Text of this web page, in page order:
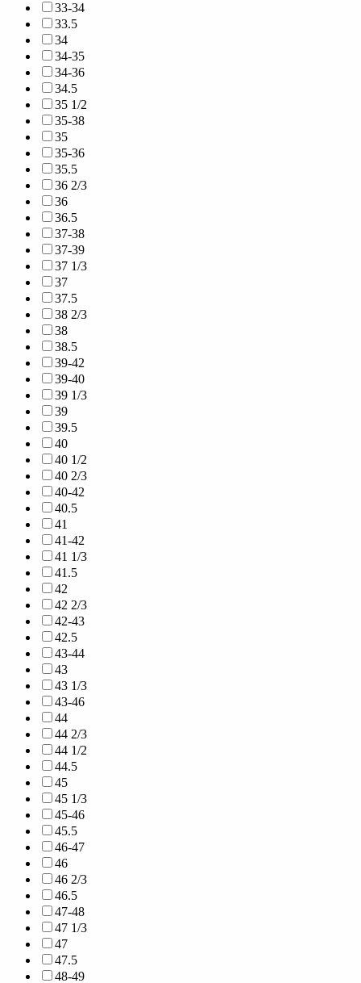
33-34
33.5
34
34-35
34-36
34.5
35 1/2
35-38
35
35-36
35.5
36 2/3
36
36.5
37-38
37-39
37 1/3
37
37.5
38 2/3
38
38.5
39-42
39-40
39 1/3
39
39.5
40
40 1/2
40 2/3
40-42
40.5
41
41-42
41 1/3
41.5
42
42 2/3
42-43
42.5
43-44
43
43 1/3
43-46
44
44 2/3
44 1/2
44.5
45
45 1/3
45-46
45.5
46-47
46
46 2/3
46.5
47-48
47 1/3
47
47.5
48-49